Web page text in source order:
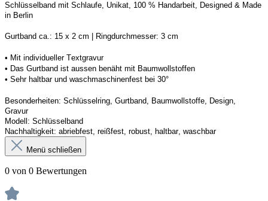
Schlüsselband mit Schlaufe, Unikat, 100 % Handarbeit, Designed & Made
in Berlin
Gurtband ca.: 15 x 2 cm | Ringdurchmesser: 3 cm
• Mit individueller Textgravur
• Das Gurtband ist aussen benäht mit Baumwollstoffen
• Sehr haltbar und waschmaschinenfest bei 30°
Besonderheiten: Schlüsselring, Gurtband, Baumwollstoffe, Design,
Gravur
Modell: Schlüsselband
Nachhaltigkeit: abriebfest, reißfest, robust, haltbar, waschbar
Menü schließen
0 von 0 Bewertungen